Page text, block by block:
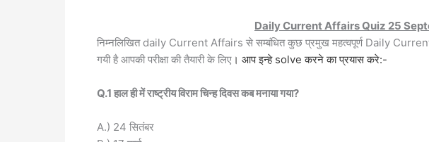
Daily Current Affairs Quiz 25
निम्नलिखित daily Current Affairs से सम्बंधित कुछ प्रमुख महत्वपूर्ण Daily
गयी है आपकी परीक्षा की तैयारी के लिए । आप इन्हे solve करने का प्रयास करे:-
Q.1 हाल ही में राष्ट्रीय विराम चिन्ह दिवस कब मनाया गया?
A.) 24 सितंबर